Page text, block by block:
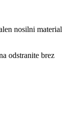
nosilni material
odstranite brez